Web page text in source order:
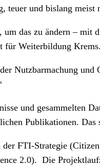
teuer und bislang
das zu ändern –
für Weiterbildung Krems.
Nutzbarmachung
und gesammelten
Publikationen.
FTI-Strategie
2.0). Die